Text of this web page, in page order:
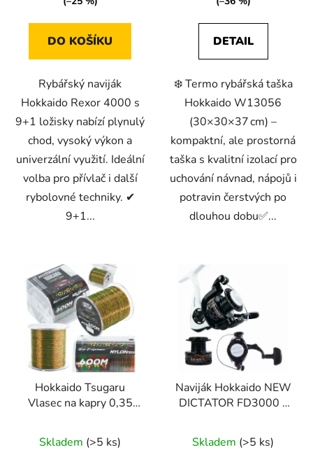
DO KOŠÍKU
Rybářský naviják
Hokkaido Rexor 4000 s
9+1 ložisky nabízí plynulý
chod, vysoký výkon a
univerzální využití. Ideální
volba pro přívlač i další
rybolovné techniky. ✔
9+1...
DETAIL
❄️ Termo rybářská taška
Hokkaido W13056
(30×30×37 cm) –
kompaktní, ale prostorná
taška s kvalitní izolací pro
uchování návnad, nápojů i
potravin čerstvých po
dlouhou dobu✅...
Hokkaido Tsugaru
Vlasec na kapry 0,35
Skladem (>5 ks)
Naviják Hokkaido NEW
DICTATOR FD3000 s
náhradní cívkou
Skladem (>5 ks)